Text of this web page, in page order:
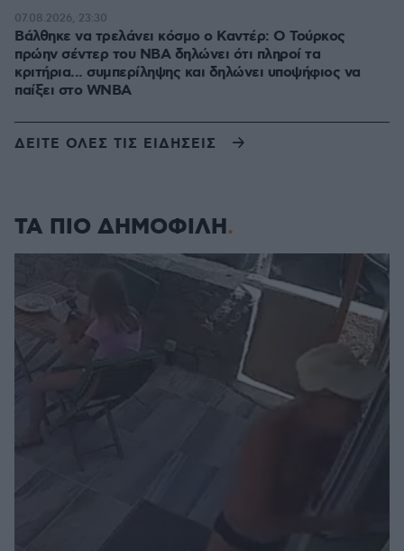
Βάλθηκε να τρελάνει κόσμο ο Καντέρ: Ο Τούρκος
πρώην σέντερ του NBA δηλώνει ότι πληροί τα
κριτήρια... συμπερίληψης και δηλώνει υποψήφιος να
παίξει στο WNBA
07.08.2026, 23:30
ΔΕΙΤΕ ΟΛΕΣ ΤΙΣ ΕΙΔΗΣΕΙΣ
ΤΑ ΠΙΟ ΔΗΜΟΦΙΛΗ